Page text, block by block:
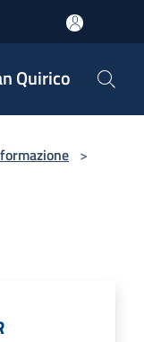
Quirico
>